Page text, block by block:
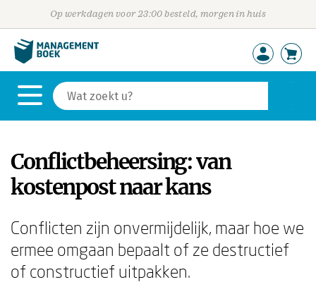
Op werkdagen voor 23:00 besteld, morgen in huis
Conflictbeheersing: van
kostenpost naar kans
Conflicten zijn onvermijdelijk, maar hoe we
ermee omgaan bepaalt of ze destructief
of constructief uitpakken.